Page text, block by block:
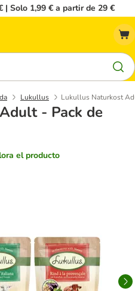
| Solo 1,99 € a partir de 29 €
Lukullus Lukullus Naturkost
- Pack de
el producto